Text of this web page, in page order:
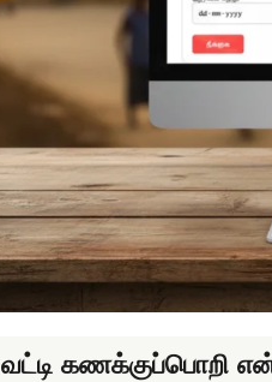
வட்டி கணக்குப்பொறி